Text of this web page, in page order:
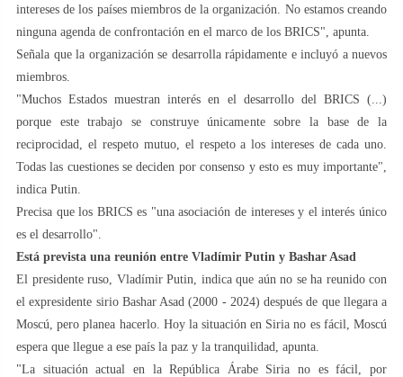
intereses de los países miembros de la organización. No estamos creando
ninguna agenda de confrontación en el marco de los BRICS", apunta.
Señala que la organización se desarrolla rápidamente e incluyó a nuevos
miembros.
"Muchos Estados muestran interés en el desarrollo del BRICS (...)
porque este trabajo se construye únicamente sobre la base de la
reciprocidad, el respeto mutuo, el respeto a los intereses de cada uno.
Todas las cuestiones se deciden por consenso y esto es muy importante",
indica Putin.
Precisa que los BRICS es "una asociación de intereses y el interés único
es el desarrollo".
Está prevista una reunión entre Vladímir Putin y Bashar Asad
El presidente ruso, Vladímir Putin, indica que aún no se ha reunido con
el expresidente sirio Bashar Asad (2000 - 2024) después de que llegara a
Moscú, pero planea hacerlo. Hoy la situación en Siria no es fácil, Moscú
espera que llegue a ese país la paz y la tranquilidad, apunta.
"La situación actual en la República Árabe Siria no es fácil, por